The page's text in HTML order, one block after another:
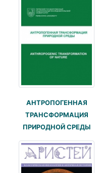
АНТРОПОГЕННАЯ
ТРАНСФОРМАЦИЯ
ПРИРОДНОЙ СРЕДЫ